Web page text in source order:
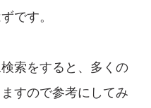
です。
索をすると、多くの
すので参考にしてみ